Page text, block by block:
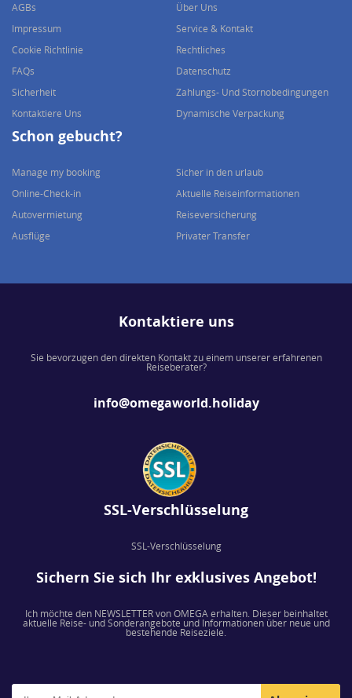
AGBs
Über Uns
Impressum
Service & Kontakt
Cookie Richtlinie
Rechtliches
FAQs
Datenschutz
Sicherheit
Zahlungs- Und Stornobedingungen
Kontaktiere Uns
Dynamische Verpackung
Schon gebucht?
Manage my booking
Sicher in den urlaub
Online-Check-in
Aktuelle Reiseinformationen
Autovermietung
Reiseversicherung
Ausflüge
Privater Transfer
Kontaktiere uns
Sie bevorzugen den direkten Kontakt zu einem unserer erfahrenen
Reiseberater?
info@omegaworld.holiday
SSL-Verschlüsselung
SSL-Verschlüsselung
Sichern Sie sich Ihr exklusives Angebot!
Ich möchte den NEWSLETTER von OMEGA erhalten. Dieser beinhaltet
aktuelle Reise- und Sonderangebote und Informationen über neue und
bestehende Reiseziele.